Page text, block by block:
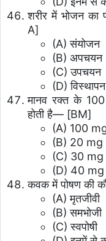
शरीर में भोजन का
A]
(A) संयोजन
(B) अपचयन
(C) उपचयन
(D) विस्थापन
मानव रक्त के 100
होती है— [BM]
(A) 100
(B) 20 mg
(C) 30 mg
(D) 40 mg
कवक में पोषण की
(A) मृतजीवी
(B) समभोजी
(C) स्वपोषी